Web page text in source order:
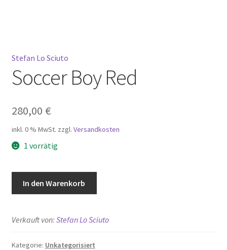
Widerrufsbelehrung
Stefan Lo Sciuto
Soccer Boy Red
280,00 €
inkl. 0 % MwSt. zzgl. Versandkosten
1 vorrätig
Menge
In den Warenkorb
Verkauft von: Stefan Lo Sciuto
Kategorie: Unkategorisiert